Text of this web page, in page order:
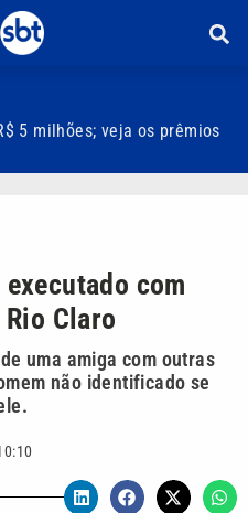
5 milhões; veja os prêmios
com
Claro
uma amiga com outras
não identificado se